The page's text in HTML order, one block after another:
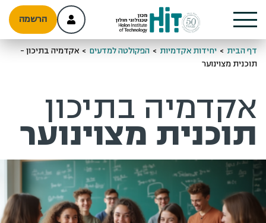
הרשמה
דף הבית > יחידות אקדמיות > הפקולטה למדעים > אקדמיה בתיכון -
תוכנית מצוינוער
אקדמיה בתיכון
תוכנית מצוינוער